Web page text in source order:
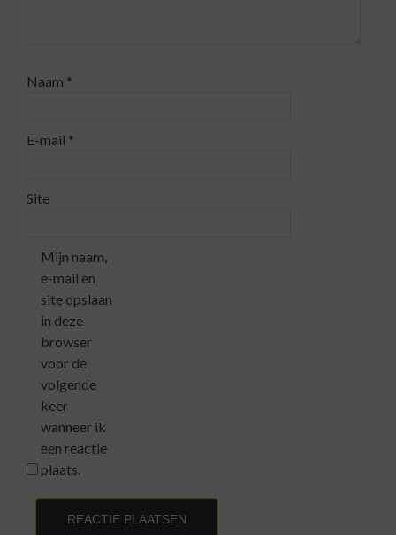
Naam *
E-mail *
Site
Mijn naam,
e-mail en
site opslaan
in deze
browser
voor de
volgende
keer
wanneer ik
een reactie
plaats.